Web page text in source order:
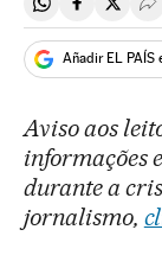
Compartir en
Compartir
Añadir EL PAÍS
Aviso aos
informações
durante a
jornalismo,